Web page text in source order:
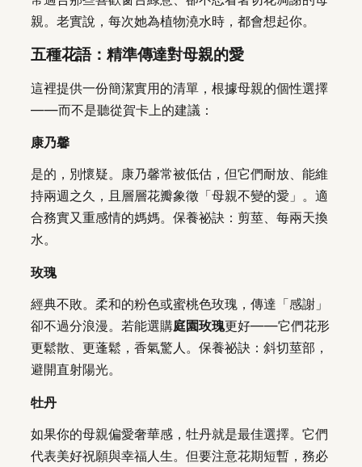
親。老實說，每次她為植物澆水時，都會想起你。
五種花語：精準傳達對母親的愛
這裡提供一份簡潔實用的清單，根據母親的個性選擇
——而不是聽從賀卡上的建議：
康乃馨
是的，別懷疑。康乃馨常被低估，但它們耐放、能維
持兩週之久，且層層花瓣象徵「母親不變的愛」。適
合務實又重感情的媽媽。保養祕訣：剪莖、每兩天換
水。
玫瑰
經典不敗。柔和的粉色或蜜桃色玫瑰，傳達「感謝」
卻不過分浪漫。若能選購庭園玫瑰更好——它們花形
更鬆散、更蓬鬆，香氣驚人。保養祕訣：斜切莖部，
避開直射陽光。
牡丹
如果你的母親偏愛奢華感，牡丹就是最佳選擇。它們
代表美好祝願與幸福人生。但要注意花期短暫，務必